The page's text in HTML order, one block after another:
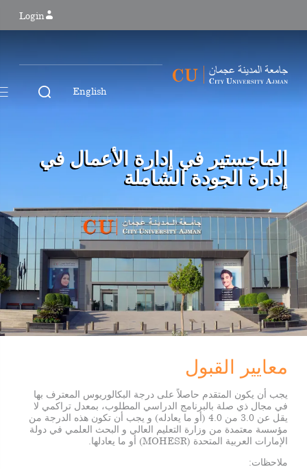
Login
English
الماجستير في إدارة الأعمال في
إدارة الجودة الشاملة
معايير القبول
يجب أن يكون المتقدم حاصلاً على درجة البكالوريوس المعترف بها
في مجال ذي صلة بالبرنامج الدراسي المطلوب، بمعدل تراكمي لا
يقل عن 3.0 من 4.0 (أو ما يعادله) و يجب أن تكون هذه الدرجة من
مؤسسة معتمدة من وزارة التعليم العالي و البحث العلمي في دولة
الإمارات العربية المتحدة (MOHESR) أو ما يعادلها.
ملاحظات: